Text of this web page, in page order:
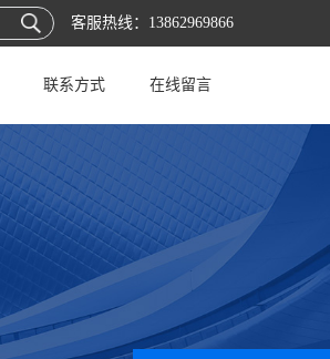
客服热线： 13862969866
联系方式 在线留言